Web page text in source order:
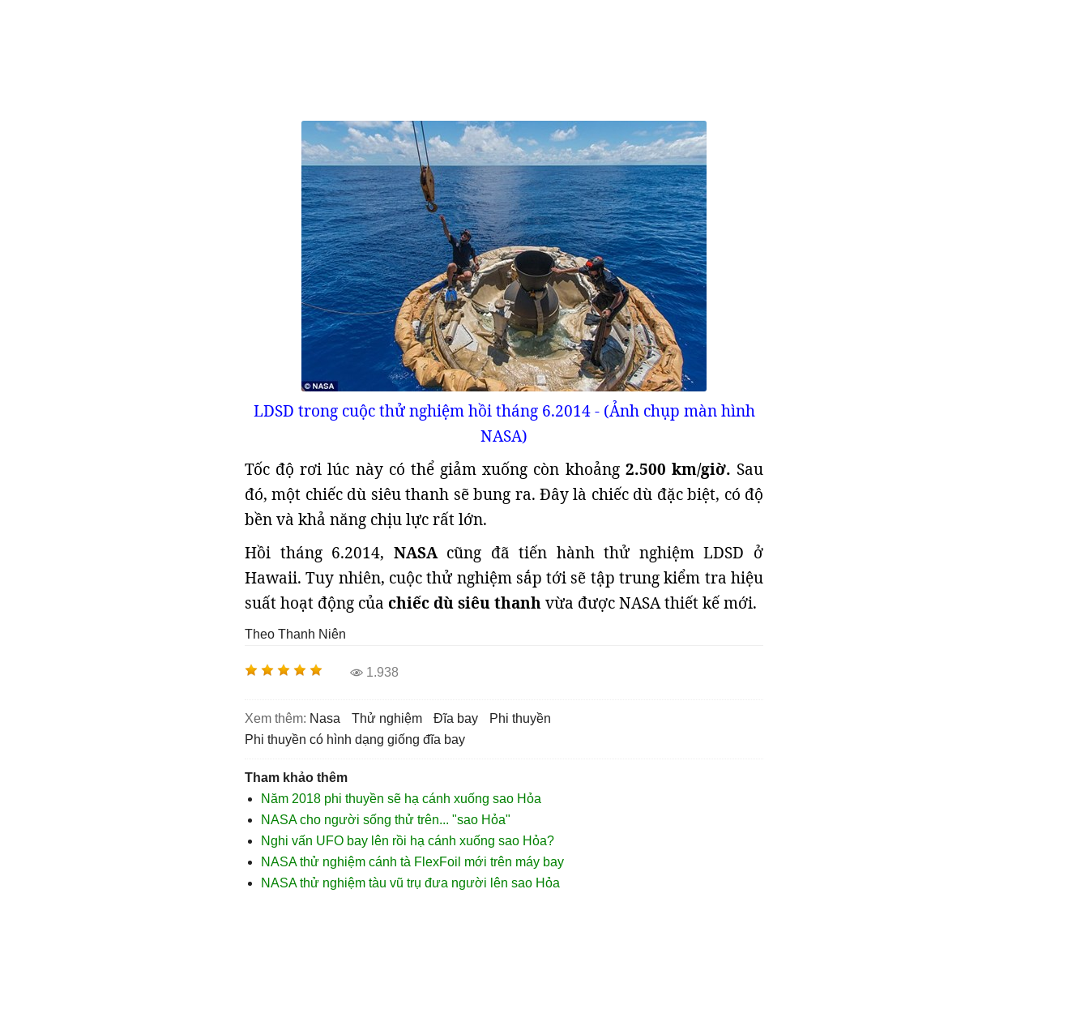
LDSD trong cuộc thử nghiệm hồi tháng 6.2014 - (Ảnh chụp màn hình
NASA)
Tốc độ rơi lúc này có thể giảm xuống còn khoảng2.500 km/giờ. Sau
đó, một chiếc dù siêu thanh sẽ bung ra. Đây là chiếc dù đặc biệt, có độ
bền và khả năng chịu lực rất lớn.
Hồi tháng 6.2014, NASAcũng đã tiến hành thử nghiệm LDSD ở
Hawaii. Tuy nhiên, cuộc thử nghiệm sắp tới sẽ tập trung kiểm tra hiệu
suất hoạt động của chiếc dù siêu thanhvừa được NASA thiết kế mới.
Theo Thanh Niên
1.938
Xem thêm: nasa thử nghiệm đĩa bay
phi thuyền
phi thuyền có hình dạng giống đĩa bay
Tham khảo thêm
Năm 2018 phi thuyền sẽ hạ cánh xuống sao Hỏa
NASA cho người sống thử trên... "sao Hỏa"
Nghi vấn UFO bay lên rồi hạ cánh xuống sao Hỏa?
NASA thử nghiệm cánh tà FlexFoil mới trên máy bay
NASA thử nghiệm tàu vũ trụ đưa người lên sao Hỏa